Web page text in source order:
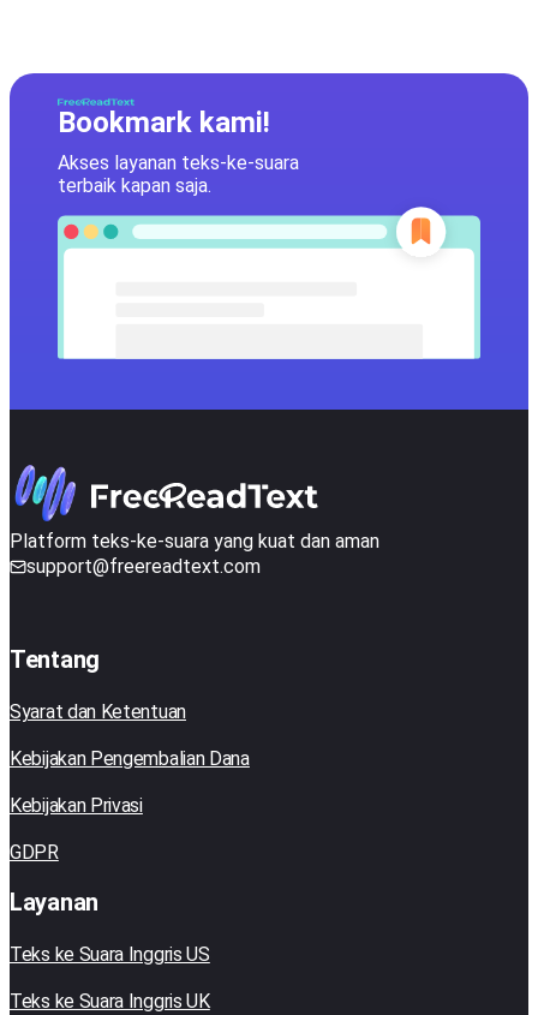
Bookmark kami!
Akses layanan teks-ke-suara
terbaik kapan saja.
Platform teks-ke-suara yang kuat dan aman
support@freereadtext.com
Tentang
Syarat dan Ketentuan
Kebijakan Pengembalian Dana
Kebijakan Privasi
GDPR
Layanan
Teks ke Suara Inggris US
Teks ke Suara Inggris UK